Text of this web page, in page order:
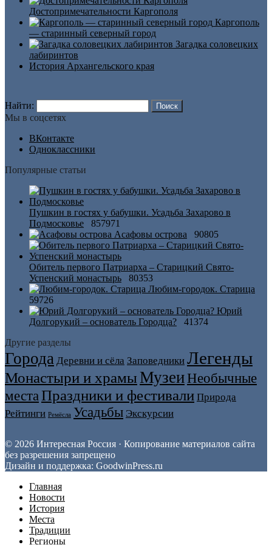
Достопримечательности Каргополя
Каргополь
— старинный северный город
Загадка соловецких
лабиринтов
История Архангельского края
Найти:
Мы в соцсетях
ВКонтакте
Одноклассники
Популярные статьи
Пушкин в гостях у бабушки. Усадьба Захарово в
Подмосковье
857971
Асафовы острова
90805
Обитель первого Патриарха – Старицкий Свято-
Успенский монастырь
80353
Любим-городок. Старица
59726
Юрий
Долгорукий – основатель Городца?
41374
Другие разделы
Города Деревни и сёла Заповедники Легенды
Монастыри и храмы МузеиНеобычные
местаПраздники и фестивали Природа
Рейтинги Ремёсла Усадьбы Экскурсии
© 2026 Интересная Россия · Копирование материалов сайта
без разрешения запрещено
Дизайн и поддержка: GoodwinPress.ru
Главная
Новости
История
Места
Традиции
Регионы